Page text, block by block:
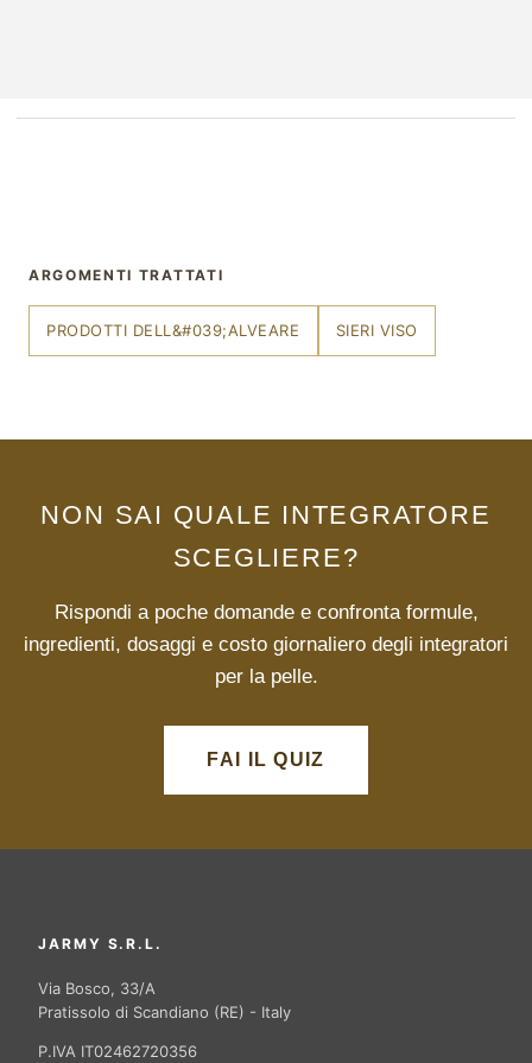
ARGOMENTI TRATTATI
PRODOTTI DELL&#039;ALVEARE SIERI VISO
NON SAI QUALE INTEGRATORE
SCEGLIERE?
Rispondi a poche domande e confronta formule,
ingredienti, dosaggi e costo giornaliero degli integratori
per la pelle.
FAI IL QUIZ
JARMY S.R.L.
Via Bosco, 33/A
Pratissolo di Scandiano (RE) - Italy
P.IVA IT02462720356